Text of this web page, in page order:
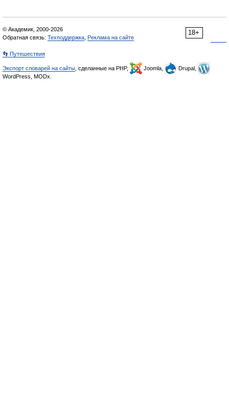
18+
© Академик, 2000-2026
Обратная связь: Техподдержка Реклама на сайте
👣 Путешествия
Экспорт словарей на сайты , сделанные на PHP, Joomla,
Drupal,
WordPress, MODx.